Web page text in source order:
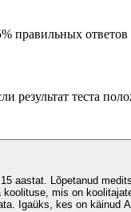
правильных ответов
результат теста
aastat. Lõpetanud
mis on
Igaüks, kes on käinud